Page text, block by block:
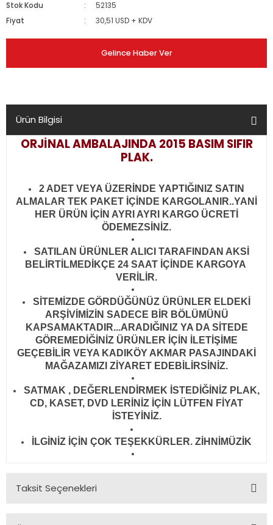
Stok Kodu
52135
Fiyat
30,51 USD + KDV
Gelince Haber Ver
Ürün Bilgisi
ORJİNAL AMBALAJINDA 2015 BASIM SIFIR
PLAK.
2 ADET VEYA ÜZERİNDE YAPTIĞINIZ SATIN
ALMALAR TEK PAKET İÇİNDE KARGOLANIR..YANİ
HER ÜRÜN İÇİN AYRI AYRI KARGO ÜCRETİ
ÖDEMEZSİNİZ.
SATILAN ÜRÜNLER ALICI TARAFINDAN AKSİ
BELİRTİLMEDİKÇE 24 SAAT İÇİNDE KARGOYA
VERİLİR.
SİTEMİZDE GÖRDÜĞÜNÜZ ÜRÜNLER ELDEKİ
ARŞİVİMİZİN SADECE BİR BÖLÜMÜNÜ
KAPSAMAKTADIR...ARADIĞINIZ YA DA SİTEDE
GÖREMEDİĞİNİZ ÜRÜNLER İÇİN İLETİŞİME
GEÇEBİLİR VEYA KADIKÖY AKMAR PASAJINDAKİ
MAĞAZAMIZI ZİYARET EDEBİLİRSİNİZ.
SATMAK , DEĞERLENDİRMEK İSTEDİĞİNİZ PLAK,
CD, KASET, DVD LERİNİZ İÇİN LÜTFEN FİYAT
İSTEYİNİZ.
İLGİNİZ İÇİN ÇOK TEŞEKKÜRLER. ZİHNİMÜZİK
Taksit Seçenekleri